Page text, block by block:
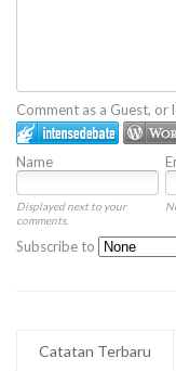
Comment as a Guest, or
Name
Displayed next to your
comments.
Subscribe to
Catatan Terbaru